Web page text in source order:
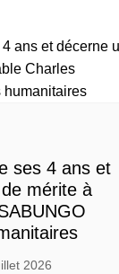
ses 4 ans et
mérite à
2026